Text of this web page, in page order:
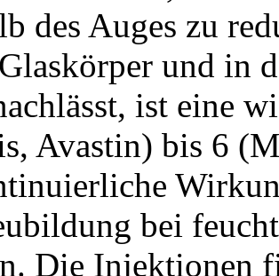
des Auges zu
und in
ist eine
Avastin) bis 6
bei
Die Injektionen